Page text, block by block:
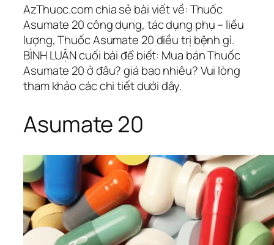
AzThuoc.com chia sẻ bài viết về: Thuốc
Asumate 20 công dụng, tác dụng phụ – liều
lượng, Thuốc Asumate 20 điều trị bệnh gì.
BÌNH LUẬN cuối bài để biết: Mua bán Thuốc
Asumate 20 ở đâu? giá bao nhiêu? Vui lòng
tham khảo các chi tiết dưới đây.
Asumate 20